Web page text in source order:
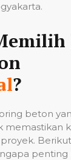
?
beton
penting